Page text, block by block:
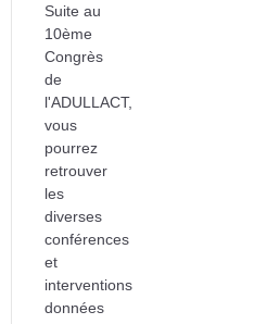
Suite au
10ème
Congrès
de
l'ADULLACT,
vous
pourrez
retrouver
les
diverses
conférences
et
interventions
données